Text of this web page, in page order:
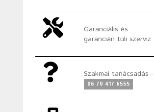
Garanciális és
garancián túli szerviz
Szakmai tanácsadás -
06 70 417 6555